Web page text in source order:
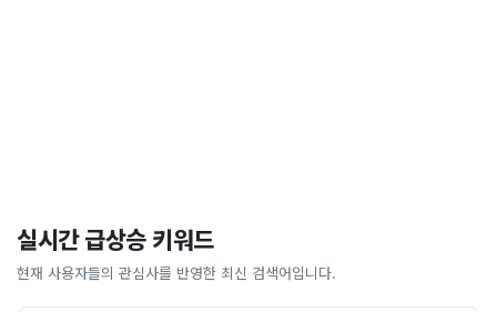
실시간 급상승 키워드
현재 사용자들의 관심사를 반영한 최신 검색어입니다.